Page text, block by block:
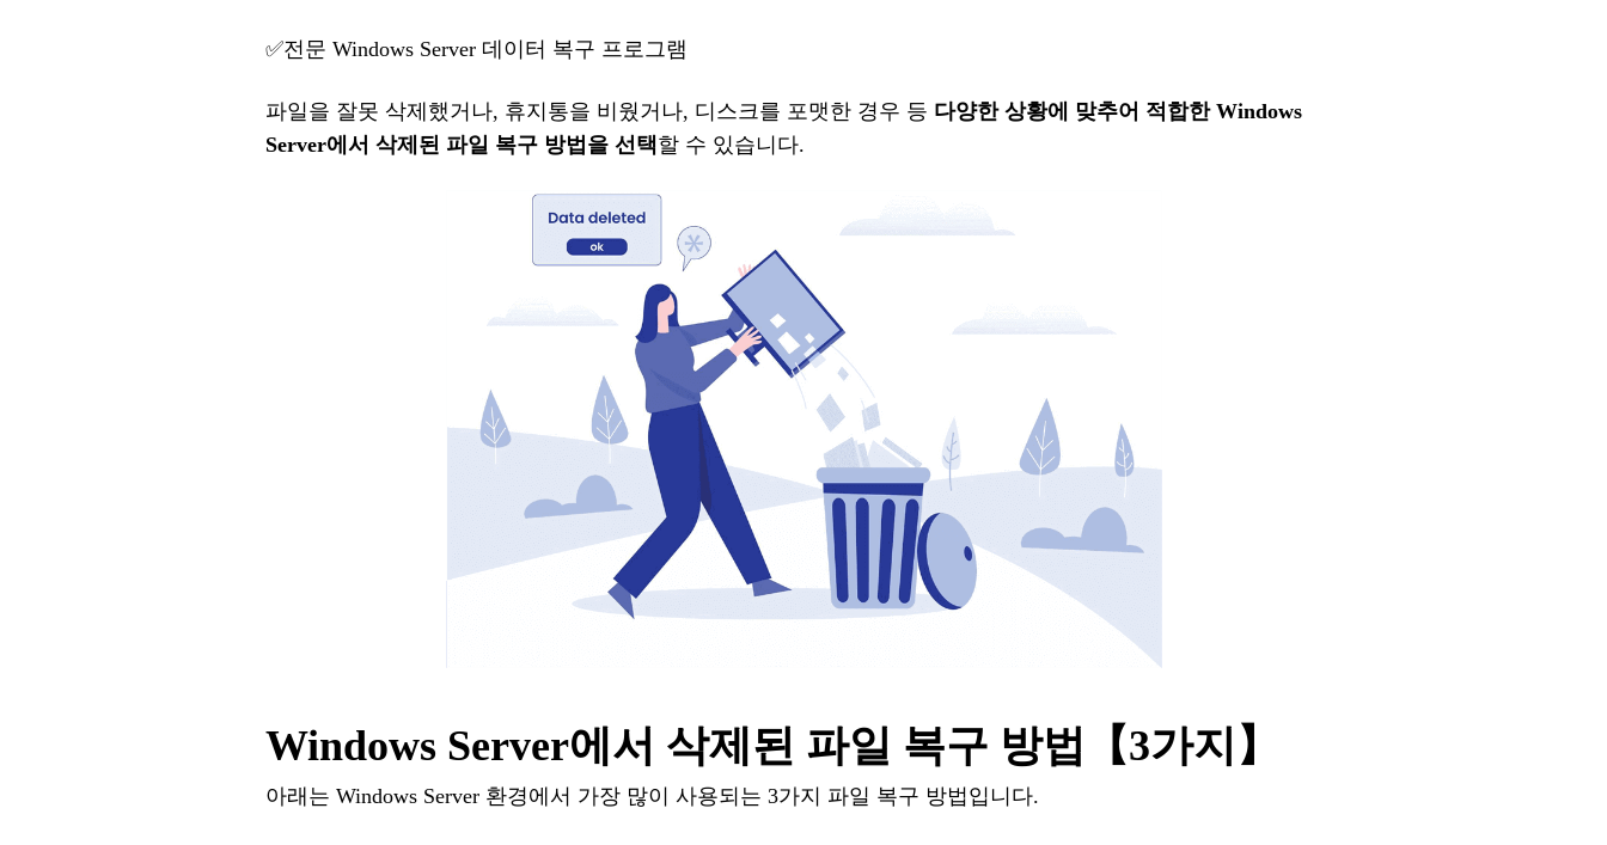
✅전문 Windows Server 데이터 복구 프로그램
파일을 잘못 삭제했거나, 휴지통을 비웠거나, 디스크를 포맷한 경우 등 다양한 상황에 맞추어 적합한 Windows
Server에서 삭제된 파일 복구 방법을 선택할 수 있습니다.
Windows Server에서 삭제된 파일 복구 방법【3가지】
아래는 Windows Server 환경에서 가장 많이 사용되는 3가지 파일 복구 방법입니다.